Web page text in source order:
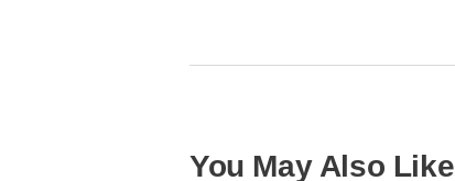
You May Also Like